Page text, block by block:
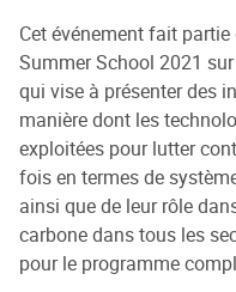
Cet événement fait partie
Summer School 2021
qui vise à présenter des
manière dont les
exploitées pour lutter
fois en termes de
ainsi que de leur rôle
carbone dans tous les
pour le programme